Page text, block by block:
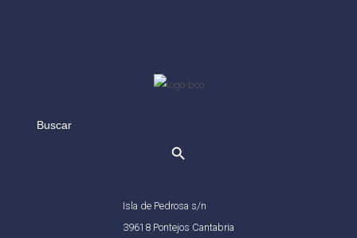
for:
Isla de Pedrosa s/n
39618 Pontejos Cantabria